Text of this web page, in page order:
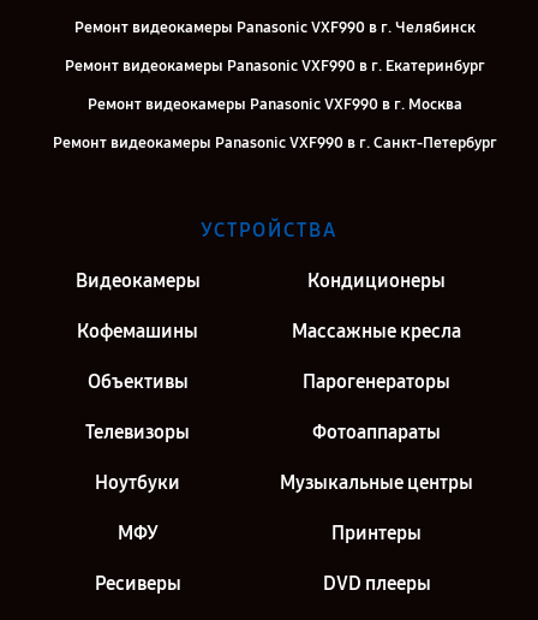
Ремонт видеокамеры Panasonic VXF990 в г. Челябинск
Ремонт видеокамеры Panasonic VXF990 в г. Екатеринбург
Ремонт видеокамеры Panasonic VXF990 в г. Москва
Ремонт видеокамеры Panasonic VXF990 в г. Санкт-Петербург
УСТРОЙСТВА
Видеокамеры Кондиционеры
Кофемашины Массажные кресла
Объективы Парогенераторы
Телевизоры Фотоаппараты
Ноутбуки Музыкальные центры
МФУ Принтеры
Ресиверы DVD плееры